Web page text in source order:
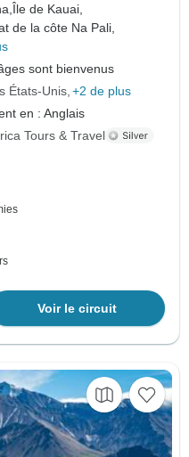
Île de Kauai,
de la côte Na Pali,
sont bienvenus
États-Unis +2 de plus
en : Anglais
Tours & Travel
Voir le circuit